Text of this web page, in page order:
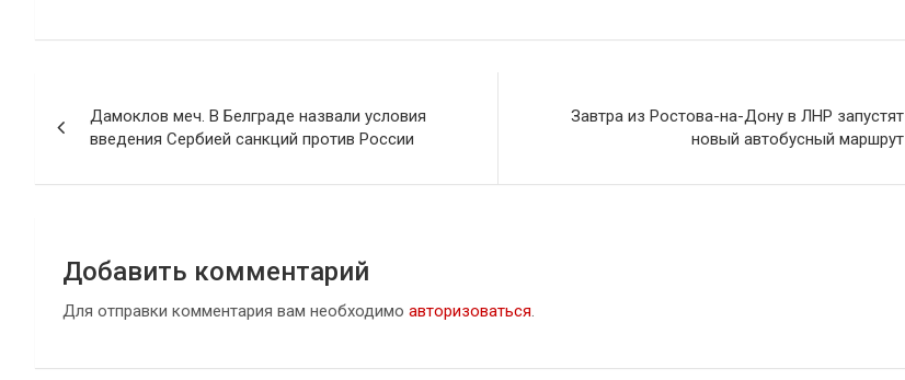
по
записям
Дамоклов меч. В Белграде назвали условия
введения Сербией санкций против России
Завтра из Ростова-на-Дону в ЛНР запустят
новый автобусный маршрут
Добавить комментарий
Для отправки комментария вам необходимо авторизоваться.